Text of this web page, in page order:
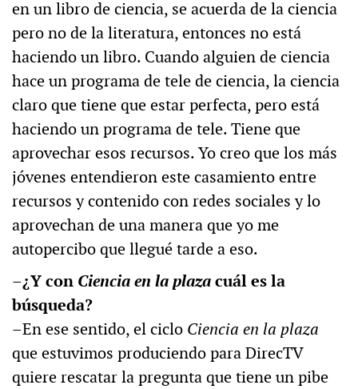
en un libro de ciencia, se acuerda de la ciencia
pero no de la literatura, entonces no está
haciendo un libro. Cuando alguien de ciencia
hace un programa de tele de ciencia, la ciencia
claro que tiene que estar perfecta, pero está
haciendo un programa de tele. Tiene que
aprovechar esos recursos. Yo creo que los más
jóvenes entendieron este casamiento entre
recursos y contenido con redes sociales y lo
aprovechan de una manera que yo me
autopercibo que llegué tarde a eso.
–¿Y con Ciencia en la plazacuál es la
búsqueda?
–En ese sentido, el ciclo Ciencia en la plaza
que estuvimos produciendo para DirecTV
quiere rescatar la pregunta que tiene un pibe